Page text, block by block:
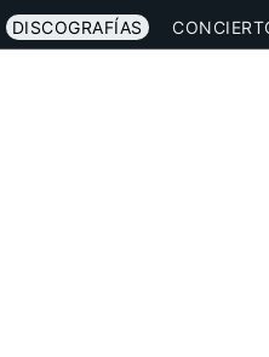
DISCOGRAFÍAS